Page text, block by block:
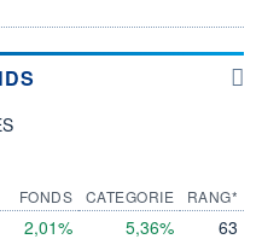
FONDS
2,01%
CATEGORIE
5,36%
RANG*
63